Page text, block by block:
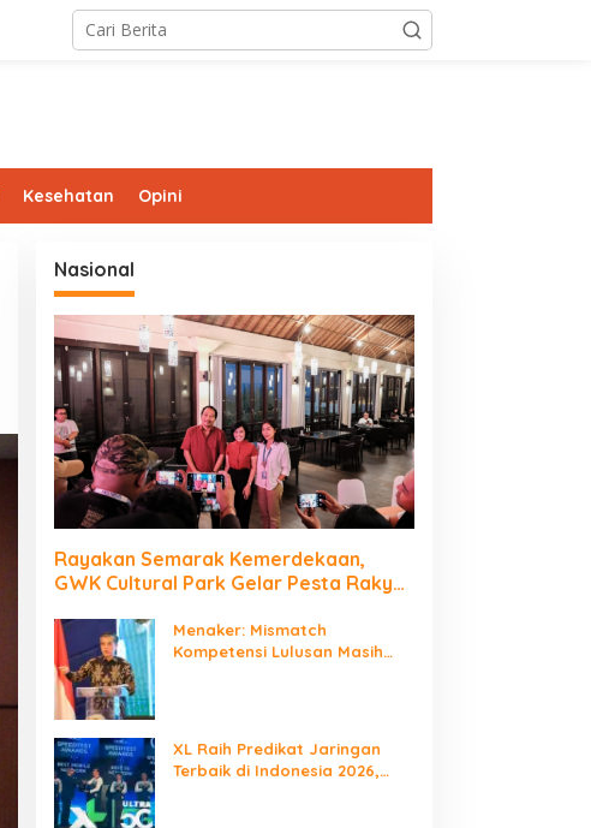
Kesehatan Opini
Nasional
Rayakan Semarak Kemerdekaan,
GWK Cultural Park Gelar Pesta Rakyat
Menaker: Mismatch
Kompetensi Lulusan Masih
XL Raih Predikat Jaringan
Terbaik di Indonesia 2026,